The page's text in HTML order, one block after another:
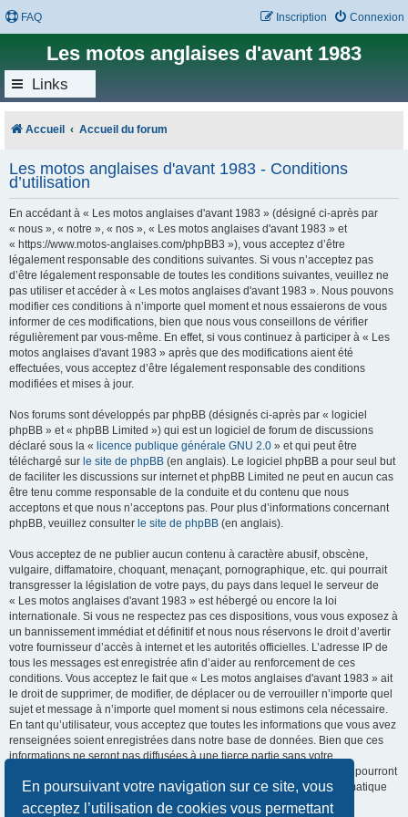
En poursuivant votre navigation sur ce site, vous
acceptez l’utilisation de cookies vous permettant
FAQ Connexion
Inscription
Les motos anglaises d'avant 1983
Links
Accueil Accueil du forum
Les motos anglaises d'avant 1983 - Conditions
d’utilisation
En accédant à « Les motos anglaises d'avant 1983 » (désigné ci-après par
« nous », « notre », « nos », « Les motos anglaises d'avant 1983 » et
« https://www.motos-anglaises.com/phpBB3 »), vous acceptez d’être
légalement responsable des conditions suivantes. Si vous n’acceptez pas
d’être légalement responsable de toutes les conditions suivantes, veuillez ne
pas utiliser et accéder à « Les motos anglaises d'avant 1983 ». Nous pouvons
modifier ces conditions à n’importe quel moment et nous essaierons de vous
informer de ces modifications, bien que nous vous conseillons de vérifier
régulièrement par vous-même. En effet, si vous continuez à participer à « Les
motos anglaises d'avant 1983 » après que des modifications aient été
effectuées, vous acceptez d’être légalement responsable des conditions
modifiées et mises à jour.
Nos forums sont développés par phpBB (désignés ci-après par « logiciel
phpBB » et « phpBB Limited ») qui est un logiciel de forum de discussions
déclaré sous la « licence publique générale GNU 2.0 » et qui peut être
téléchargé sur le site de phpBB (en anglais). Le logiciel phpBB a pour seul but
de faciliter les discussions sur internet et phpBB Limited ne peut en aucun cas
être tenu comme responsable de la conduite et du contenu que nous
acceptons et que nous n’acceptons pas. Pour plus d’informations concernant
phpBB, veuillez consulter le site de phpBB (en anglais).
Vous acceptez de ne publier aucun contenu à caractère abusif, obscène,
vulgaire, diffamatoire, choquant, menaçant, pornographique, etc. qui pourrait
transgresser la législation de votre pays, du pays dans lequel le serveur de
« Les motos anglaises d'avant 1983 » est hébergé ou encore la loi
internationale. Si vous ne respectez pas ces dispositions, vous vous exposez à
un bannissement immédiat et définitif et nous nous réservons le droit d’avertir
votre fournisseur d’accès à internet et les autorités officielles. L’adresse IP de
tous les messages est enregistrée afin d’aider au renforcement de ces
conditions. Vous acceptez le fait que « Les motos anglaises d'avant 1983 » ait
le droit de supprimer, de modifier, de déplacer ou de verrouiller n’importe quel
sujet et message à n’importe quel moment si nous estimons cela nécessaire.
En tant qu’utilisateur, vous acceptez que toutes les informations que vous avez
renseignées soient enregistrées dans notre base de données. Bien que ces
informations ne seront pas diffusées à une tierce partie sans votre
consentement, ni « Les motos anglaises d'avant 1983 », ni phpBB, ne pourront
être tenus comme responsables en cas de tentative de piratage informatique
visant à compromettre vos données.